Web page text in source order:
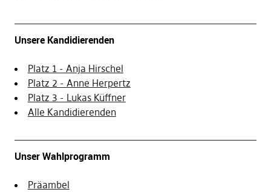
Unsere Kandidierenden
Platz 1 - Anja Hirschel
Platz 2 - Anne Herpertz
Platz 3 - Lukas Küffner
Alle Kandidierenden
Unser Wahlprogramm
Präambel